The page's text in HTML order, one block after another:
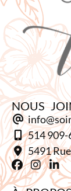
NOUS
514 909-
5491